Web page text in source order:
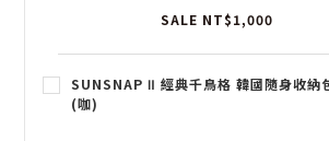
SALE NT$1,000
SUNSNAP Ⅱ 經典千鳥格 韓國隨身收納
(咖)